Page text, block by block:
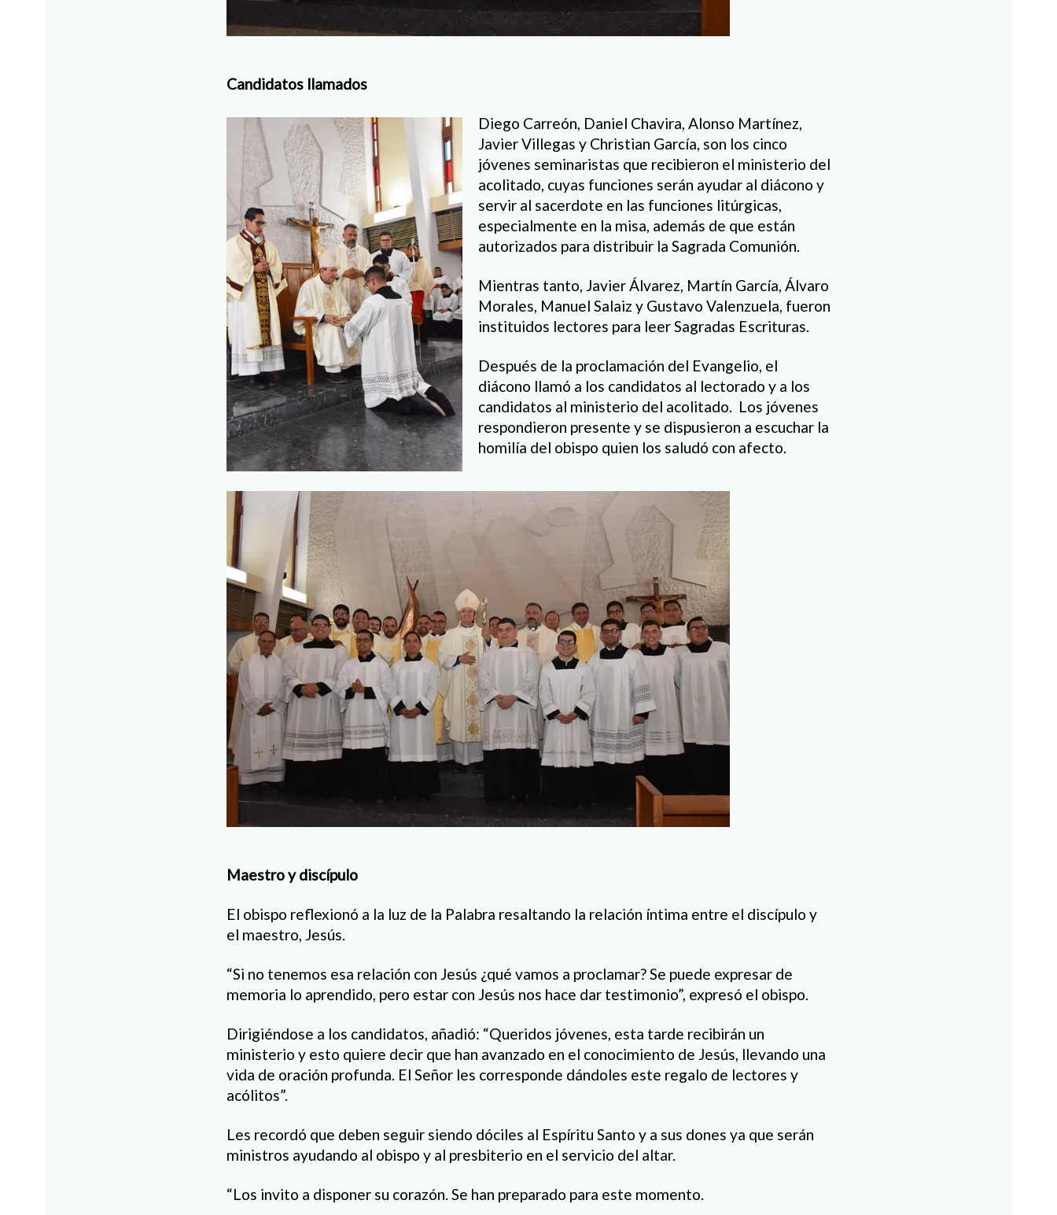
Candidatos llamados
Diego Carreón, Daniel Chavira, Alonso Martínez,
Javier Villegas y Christian García, son los cinco
jóvenes seminaristas que recibieron el ministerio del
acolitado, cuyas funciones serán ayudar al diácono y
servir al sacerdote en las funciones litúrgicas,
especialmente en la misa, además de que están
autorizados para distribuir la Sagrada Comunión.
Mientras tanto, Javier Álvarez, Martín García, Álvaro
Morales, Manuel Salaiz y Gustavo Valenzuela, fueron
instituidos lectores para leer Sagradas Escrituras.
Después de la proclamación del Evangelio, el
diácono llamó a los candidatos al lectorado y a los
candidatos al ministerio del acolitado. Los jóvenes
respondieron presente y se dispusieron a escuchar la
homilía del obispo quien los saludó con afecto.
Maestro y discípulo
El obispo reflexionó a la luz de la Palabra resaltando la relación íntima entre el discípulo y
el maestro, Jesús.
“Si no tenemos esa relación con Jesús ¿qué vamos a proclamar? Se puede expresar de
memoria lo aprendido, pero estar con Jesús nos hace dar testimonio”, expresó el obispo.
Dirigiéndose a los candidatos, añadió: “Queridos jóvenes, esta tarde recibirán un
ministerio y esto quiere decir que han avanzado en el conocimiento de Jesús, llevando una
vida de oración profunda. El Señor les corresponde dándoles este regalo de lectores y
acólitos”.
Les recordó que deben seguir siendo dóciles al Espíritu Santo y a sus dones ya que serán
ministros ayudando al obispo y al presbiterio en el servicio del altar.
“Los invito a disponer su corazón. Se han preparado para este momento.